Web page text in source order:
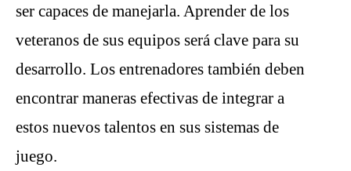
ser capaces de manejarla. Aprender de los
veteranos de sus equipos será clave para su
desarrollo. Los entrenadores también deben
encontrar maneras efectivas de integrar a
estos nuevos talentos en sus sistemas de
juego.